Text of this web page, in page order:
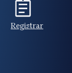
Registrar